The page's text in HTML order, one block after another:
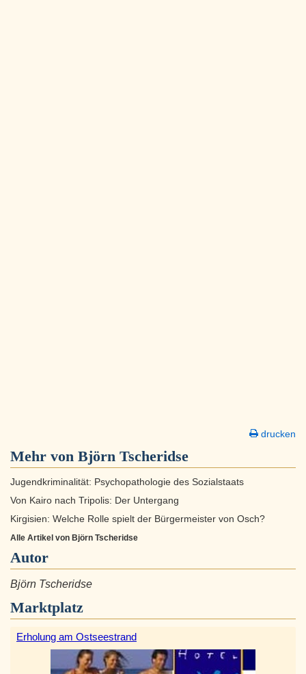
drucken
Mehr von Björn Tscheridse
Jugendkriminalität: Psychopathologie des Sozialstaats
Von Kairo nach Tripolis: Der Untergang
Kirgisien: Welche Rolle spielt der Bürgermeister von Osch?
Alle Artikel von Björn Tscheridse
Autor
Björn Tscheridse
Marktplatz
Erholung am Ostseestrand